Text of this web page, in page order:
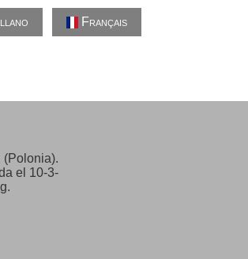
Français
el 10-3-